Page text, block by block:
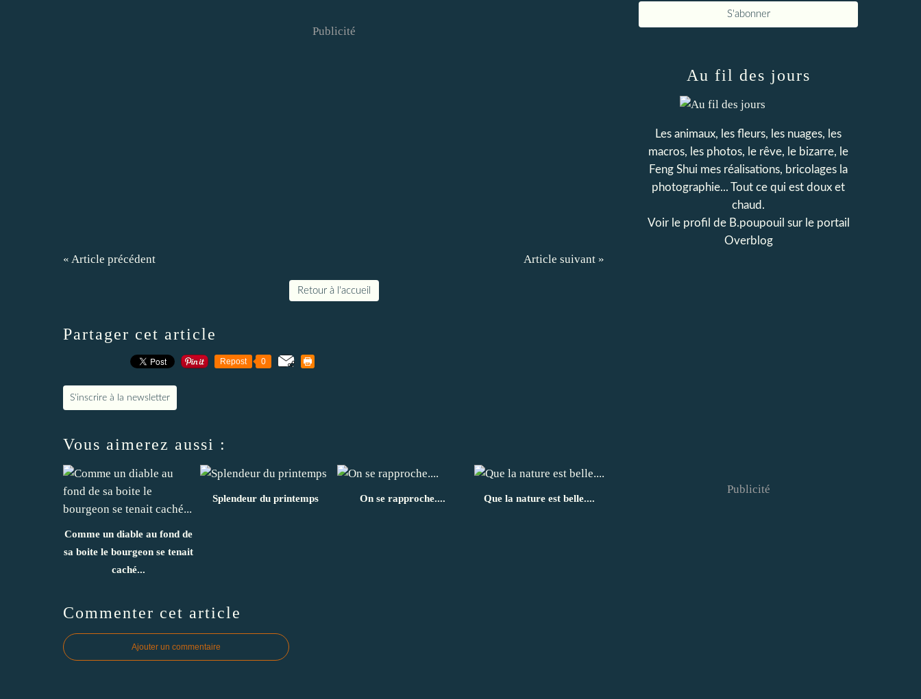
Publicité
« Article précédent Article suivant »
Retour à l'accueil
Partager cet article
Repost 0
S'inscrire à la newsletter
Vous aimerez aussi :
Comme un diable au fond de
sa boite le bourgeon se tenait
caché...
Splendeur du printemps On se rapproche.... Que la nature est belle....
Commenter cet article
Ajouter un commentaire
Au fil des jours
Les animaux, les fleurs, les nuages, les
macros, les photos, le rêve, le bizarre, le
Feng Shui mes réalisations, bricolages la
photographie... Tout ce qui est doux et
chaud.
Voir le profil de B.poupouil sur le portail
Overblog
Publicité